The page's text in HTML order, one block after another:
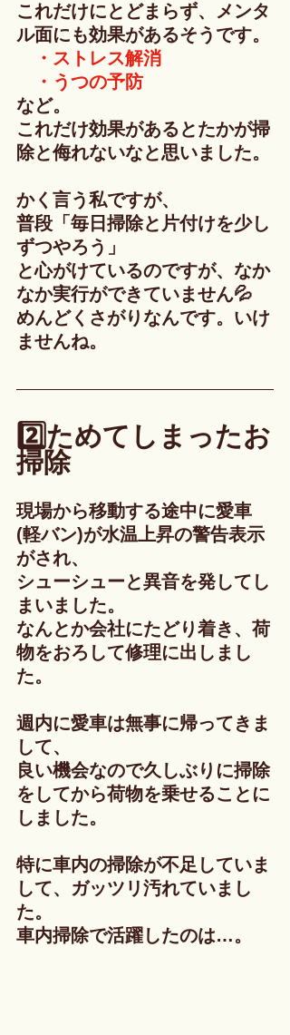
これだけにとどまらず、メンタ
ル面にも効果があるそうです。
・ストレス解消
・うつの予防
など。
これだけ効果があるとたかが掃
除と侮れないなと思いました。
かく言う私ですが、
普段「毎日掃除と片付けを少し
ずつやろう」
と心がけているのですが、なか
なか実行ができていません💦
めんどくさがりなんです。いけ
ませんね。
2️⃣ためてしまったお
掃除
現場から移動する途中に愛車
(軽バン)が水温上昇の警告表示
がされ、
シューシューと異音を発してし
まいました。
なんとか会社にたどり着き、荷
物をおろして修理に出しまし
た。
週内に愛車は無事に帰ってきま
して、
良い機会なので久しぶりに掃除
をしてから荷物を乗せることに
しました。
特に車内の掃除が不足していま
して、ガッツリ汚れていまし
た。
車内掃除で活躍したのは…。